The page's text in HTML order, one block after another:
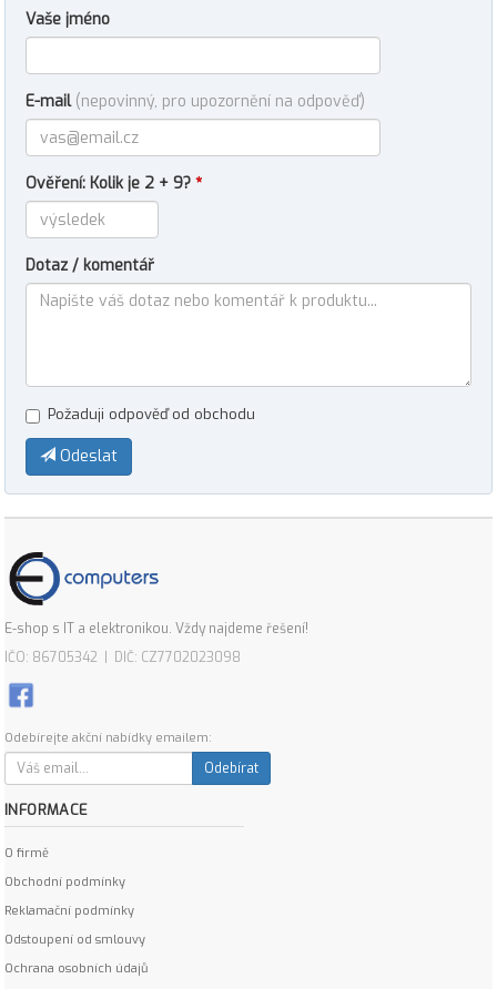
Vaše jméno
E-mail (nepovinný, pro upozornění na odpověď)
Ověření: Kolik je 2 + 9? *
Dotaz / komentář
Požaduji odpověď od obchodu
Odeslat
E-shop s IT a elektronikou. Vždy najdeme řešení!
IČO: 86705342 | DIČ: CZ7702023098
Odebírejte akční nabídky emailem:
Odebírat
INFORMACE
O firmě
Obchodní podmínky
Reklamační podmínky
Odstoupení od smlouvy
Ochrana osobních údajů